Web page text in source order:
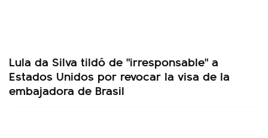
Lula da Silva tildó de "irresponsable" a
Estados Unidos por revocar la visa de la
embajadora de Brasil